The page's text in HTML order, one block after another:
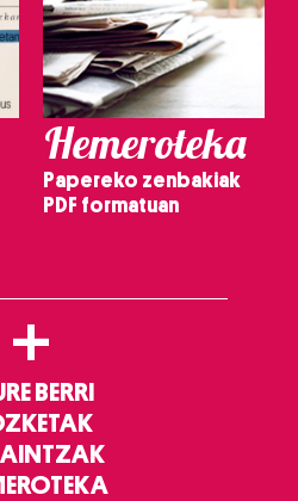
Hemeroteka
Papereko zenbakiak
PDF formatuan
+
BERRI